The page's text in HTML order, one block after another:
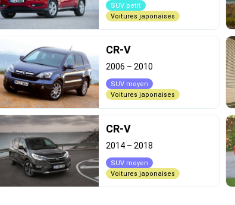
SUV petit
Voitures japonaises
CR-V
2006 –2010
SUV moyen
Voitures japonaises
CR-V
2014 – 2018
SUV moyen
Voitures japonaises